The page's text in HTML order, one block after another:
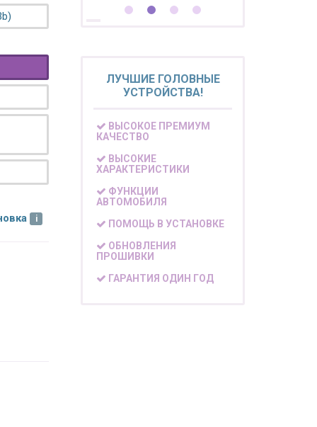
ЛУЧШИЕ ГОЛОВНЫЕ
УСТРОЙСТВА!
ВЫСОКОЕ ПРЕМИУМ
КАЧЕСТВО
ВЫСОКИЕ
ХАРАКТЕРИСТИКИ
ФУНКЦИИ
АВТОМОБИЛЯ
ПОМОЩЬ В УСТАНОВКЕ
ОБНОВЛЕНИЯ
ПРОШИВКИ
ГАРАНТИЯ ОДИН ГОД